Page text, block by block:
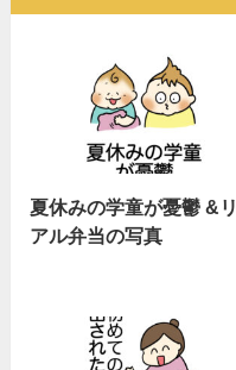
夏休みの学童が憂鬱 &リ
アル弁当の写真